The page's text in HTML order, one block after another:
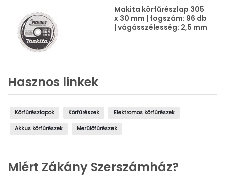
Makita körfűrészlap 305
x 30 mm | fogszám: 96 db
| vágásszélesség: 2,5 mm
Hasznos linkek
Körfűrészlapok Körfűrészek Elektromos körfűrészek
Akkus körfűrészek Merülőfűrészek
Miért Zákány Szerszámház?